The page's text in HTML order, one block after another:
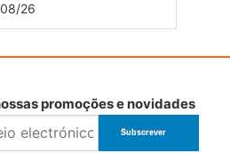
26
promoções e novidades